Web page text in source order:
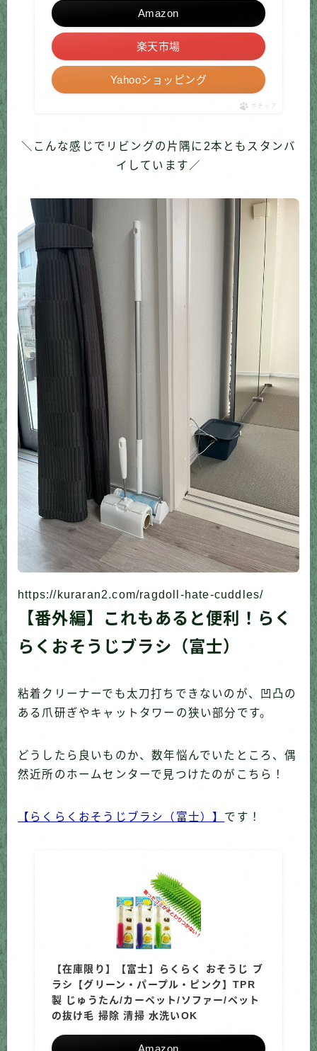
Amazon
楽天市場
Yahooショッピング
ポチップ
＼こんな感じでリビングの片隅に2本ともスタンバ
イしています／
https://kuraran2.com/ragdoll-hate-cuddles/
【番外編】これもあると便利！らく
らくおそうじブラシ（富士）
粘着クリーナーでも太刀打ちできないのが、凹凸の
ある爪研ぎやキャットタワーの狭い部分です。
どうしたら良いものか、数年悩んでいたところ、偶
然近所のホームセンターで見つけたのがこちら！
【らくらくおそうじブラシ（富士）】 です！
【在庫限り】【富士】らくらく おそうじ ブ
ラシ【グリーン・パープル・ピンク】TPR
製 じゅうたん/カーペット/ソファー/ペット
の抜け毛 掃除 清掃 水洗いOK
Amazon